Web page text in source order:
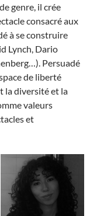
genre, il crée
consacré aux
à se construire
Lynch, Dario
Persuadé
de liberté
la diversité et la
valeurs
et